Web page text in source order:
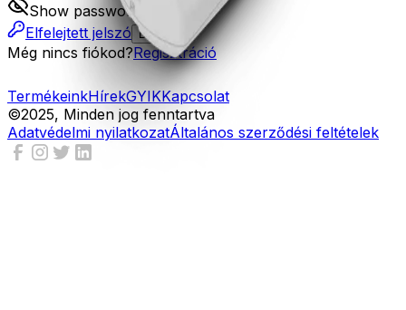
Show password
Elfelejtett jelszó Belépés
Még nincs fiókod?Regisztráció
TermékeinkHírekGYIKKapcsolat
©2025, Minden jog fenntartva
Adatvédelmi nyilatkozatÁltalános szerződési feltételek